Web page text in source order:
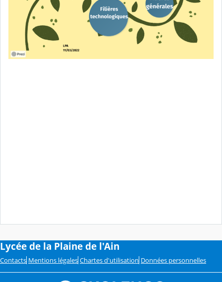
Lycée de la Plaine de l'Ain
Contacts Mentions légales Chartes d'utilisation Données personnelles